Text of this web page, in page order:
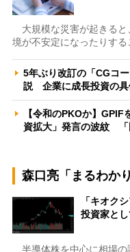
大規模な災害が起きると
境が不安定になったりす
5年ぶり改訂の「CGコ
説 企業に成長投資の
【令和のPKOか】
資拡大」発言の波紋
森口亮「まるわか
「キオク
投資家と
半導体株を中心に相場の